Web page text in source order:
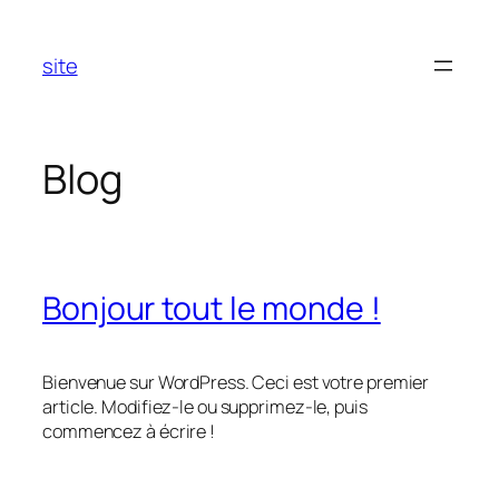
contenu
site
Blog
Bonjour tout le monde !
Bienvenue sur WordPress. Ceci est votre premier
article. Modifiez-le ou supprimez-le, puis
commencez à écrire !